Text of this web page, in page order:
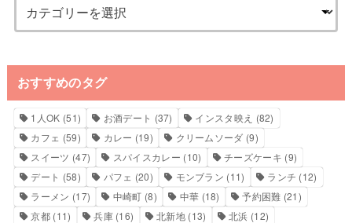
おすすめのタグ
1人OK (51) お酒デート (37) インスタ映え (82)
カフェ (59) カレー (19) クリームソーダ (9)
スイーツ (47) スパイスカレー (10) チーズケーキ (9)
デート (58) パフェ (20) モンブラン (11) ランチ (12)
ラーメン (17) 中崎町 (8) 中華 (18) 予約困難 (21)
京都 (11) 兵庫(16) 北新地(13) 北浜 (12)